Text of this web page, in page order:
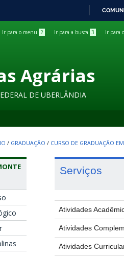
Ir para o menu 2 Ir para a busca 3 Ir para
Agrárias
DE UBERLÂNDIA
/ GRADUAÇÃO / CURSO DE GRADUAÇÃO
Serviços
Atividades
Atividades
Atividades